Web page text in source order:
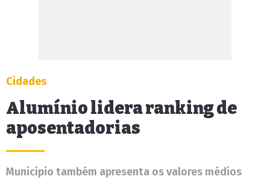
Cidades
Alumínio lidera ranking de
aposentadorias
Município também apresenta os valores médios